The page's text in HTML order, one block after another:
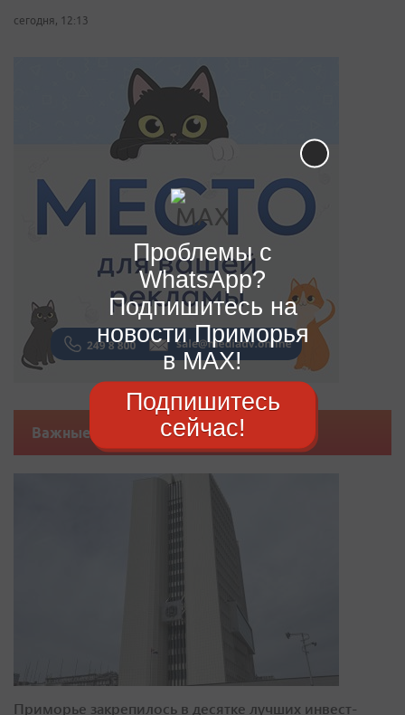
сегодня, 12:13
Важные новости
Приморье закрепилось в десятке лучших инвест-
Проблемы с
WhatsApp?
Подпишитесь на
новости Приморья
в MAX!
Подпишитесь
сейчас!